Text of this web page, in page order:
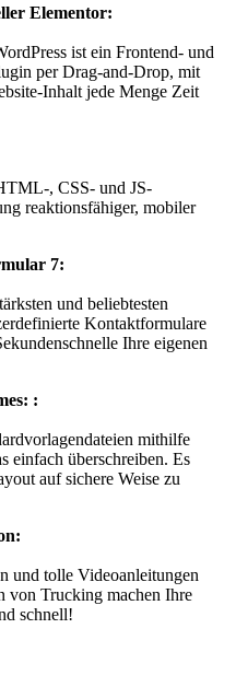
Elementor:
ist ein Frontend- und
per Drag-and-Drop, mit
Inhalt jede Menge Zeit
, CSS- und JS-
reaktionsfähiger, mobiler
7:
und beliebtesten
Kontaktformulare
Ihre eigenen
:
mithilfe
einfach überschreiben. Es
auf sichere Weise zu
und tolle Videoanleitungen
von Trucking machen Ihre
schnell!